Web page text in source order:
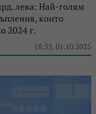
лева: Най-голям
които
2024 г.
18:33, 01.10.2025